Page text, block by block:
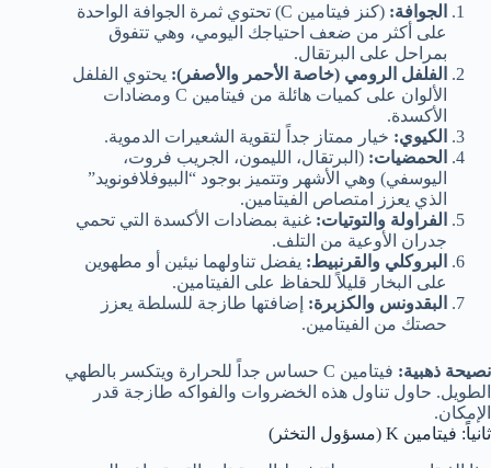
الجوافة:
(كنز فيتامين C) تحتوي ثمرة الجوافة الواحدة
على أكثر من ضعف احتياجك اليومي، وهي تتفوق
بمراحل على البرتقال.
الفلفل الرومي (خاصة الأحمر والأصفر): يحتوي الفلفل
الألوان على كميات هائلة من فيتامين C ومضادات
الأكسدة.
الكيوي: خيار ممتاز جداً لتقوية الشعيرات الدموية.
الحمضيات: (البرتقال، الليمون، الجريب فروت،
اليوسفي) وهي الأشهر وتتميز بوجود “البيوفلافونويد”
الذي يعزز امتصاص الفيتامين.
الفراولة والتوتيات: غنية بمضادات الأكسدة التي تحمي
جدران الأوعية من التلف.
البروكلي والقرنبيط: يفضل تناولهما نيئين أو مطهوين
على البخار قليلاً للحفاظ على الفيتامين.
البقدونس والكزبرة: إضافتها طازجة للسلطة يعزز
حصتك من الفيتامين.
نصيحة ذهبية:
فيتامين C حساس جداً للحرارة ويتكسر بالطهي
الطويل. حاول تناول هذه الخضروات والفواكه طازجة قدر
الإمكان.
ثانياً: فيتامين K (مسؤول التخثر)